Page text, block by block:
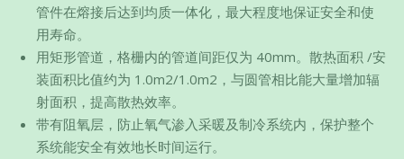
管件在熔接后达到均质一体化，最大程度地保证安全和使
用寿命。
用矩形管道，格栅内的管道间距仅为 40mm。散热面积 /安
装面积比值约为 1.0m2/1.0m2，与圆管相比能大量增加辐
射面积，提高散热效率。
带有阻氧层，防止氧气渗入采暖及制冷系统内，保护整个
系统能安全有效地长时间运行。